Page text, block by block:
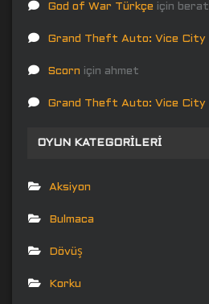
God of War Türkçe için berat
Grand Theft Auto: Vice City
Scorn için ahmet
Grand Theft Auto: Vice City
OYUN KATEGORILERI
Aksiyon
Bulmaca
Dövüş
Korku